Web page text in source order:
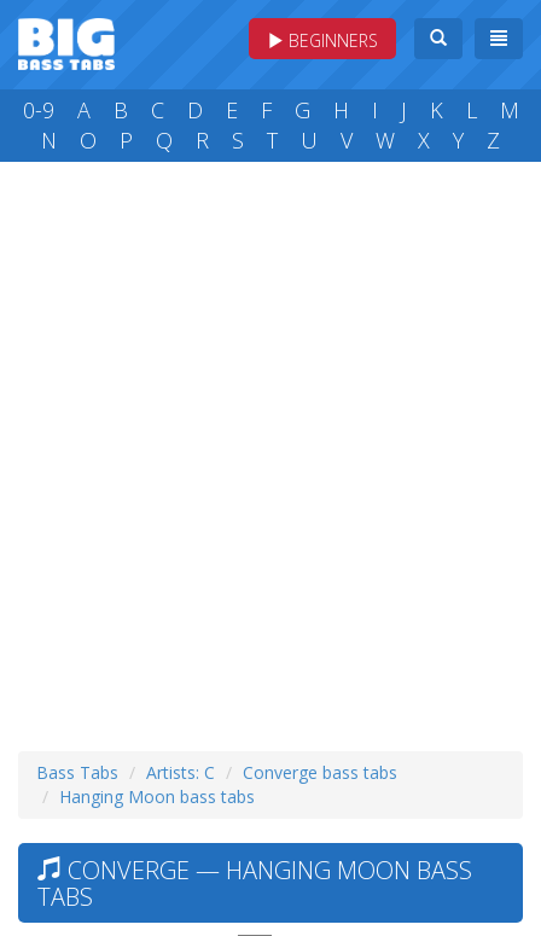
BEGINNERS
0-9 A B C D E F G H I J K L
M
N
O P Q R S T U V W X Y Z
Bass Tabs Artists: C
Converge bass tabs
Hanging Moon bass tabs
CONVERGE — HANGING MOON BASS
TABS